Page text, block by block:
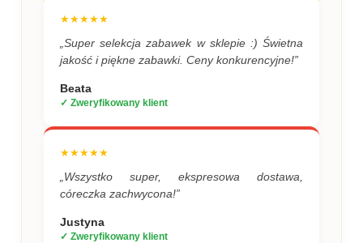
★★★★★
„Super selekcja zabawek w sklepie :) Świetna
jakość i piękne zabawki. Ceny konkurencyjne!”
Beata
✓ Zweryfikowany klient
★★★★★
„Wszystko super, ekspresowa dostawa,
córeczka zachwycona!”
Justyna
✓ Zweryfikowany klient